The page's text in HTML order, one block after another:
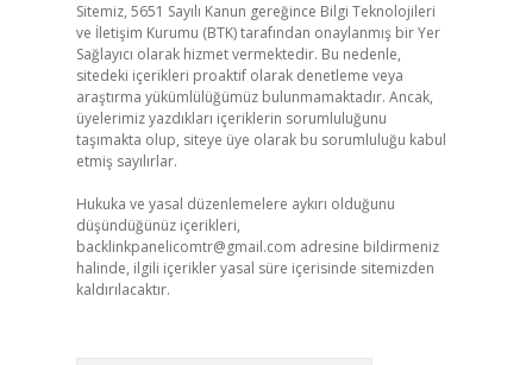
Sitemiz, 5651 Sayılı Kanun gereğince Bilgi Teknolojileri
ve İletişim Kurumu (BTK) tarafından onaylanmış bir Yer
Sağlayıcı olarak hizmet vermektedir. Bu nedenle,
sitedeki içerikleri proaktif olarak denetleme veya
araştırma yükümlülüğümüz bulunmamaktadır. Ancak,
üyelerimiz yazdıkları içeriklerin sorumluluğunu
taşımakta olup, siteye üye olarak bu sorumluluğu kabul
etmiş sayılırlar.
Hukuka ve yasal düzenlemelere aykırı olduğunu
düşündüğünüz içerikleri,
backlinkpanelicomtr@gmail.com adresine bildirmeniz
halinde, ilgili içerikler yasal süre içerisinde sitemizden
kaldırılacaktır.